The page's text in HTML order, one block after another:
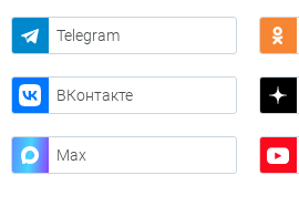
Telegram
ВКонтакте
Max